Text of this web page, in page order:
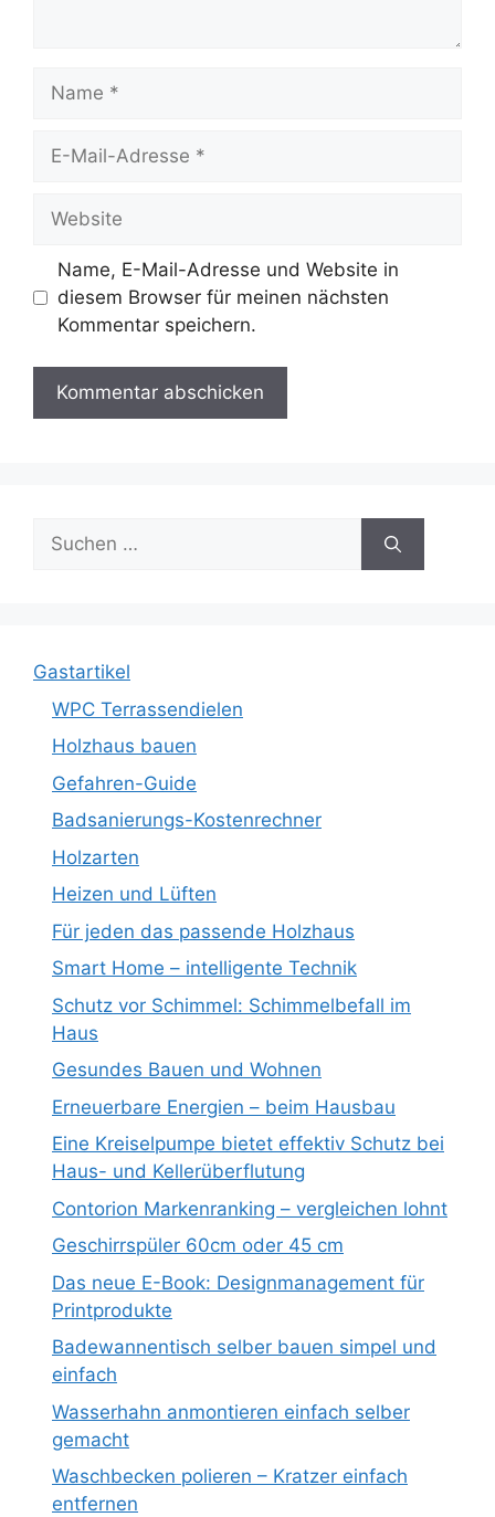
Mail-
Name, E-Mail-Adresse und Website in
diesem Browser für meinen nächsten
Kommentar speichern.
Suche
nach:
Gastartikel
WPC Terrassendielen
Holzhaus bauen
Gefahren-Guide
Badsanierungs-Kostenrechner
Holzarten
Heizen und Lüften
Für jeden das passende Holzhaus
Smart Home – intelligente Technik
Schutz vor Schimmel: Schimmelbefall im
Haus
Gesundes Bauen und Wohnen
Erneuerbare Energien – beim Hausbau
Eine Kreiselpumpe bietet effektiv Schutz bei
Haus- und Kellerüberflutung
Contorion Markenranking – vergleichen lohnt
Geschirrspüler 60cm oder 45 cm
Das neue E-Book: Designmanagement für
Printprodukte
Badewannentisch selber bauen simpel und
einfach
Wasserhahn anmontieren einfach selber
gemacht
Waschbecken polieren – Kratzer einfach
entfernen